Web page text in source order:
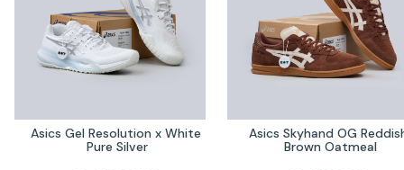
Asics Gel Resolution x White
Pure Silver
Asics Skyhand OG
Brown Oatmeal